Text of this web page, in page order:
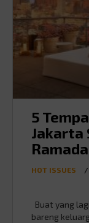
5
Jakarta
HOT ISSUES /
Buat yang
bareng